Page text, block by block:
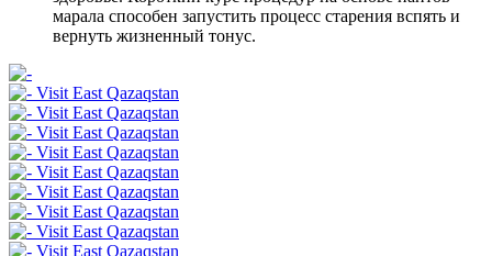
марала способен запустить процесс старения вспять и
вернуть жизненный тонус.